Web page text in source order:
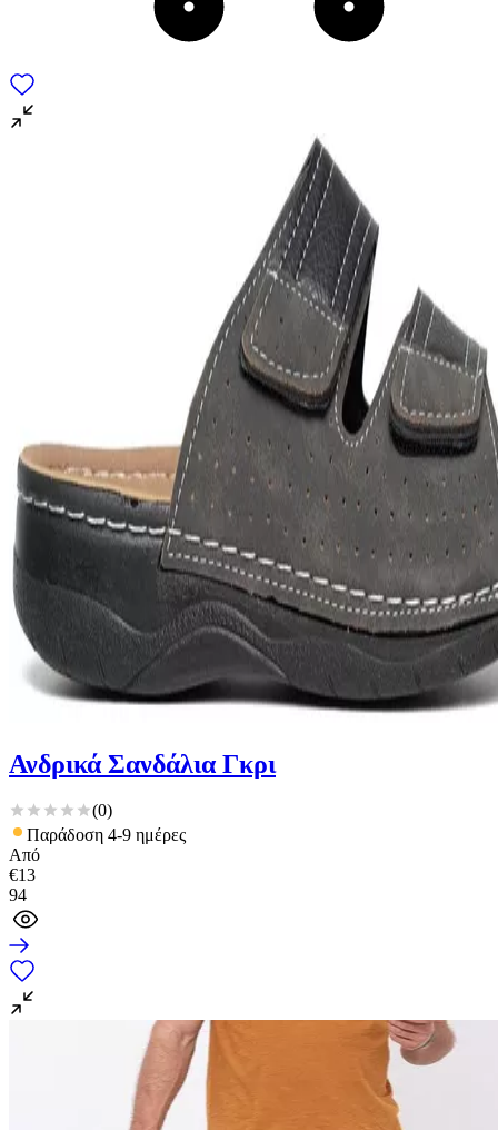
Ανδρικά Σανδάλια Γκρι
(0)
Παράδοση 4-9 ημέρες
Από
€13
94